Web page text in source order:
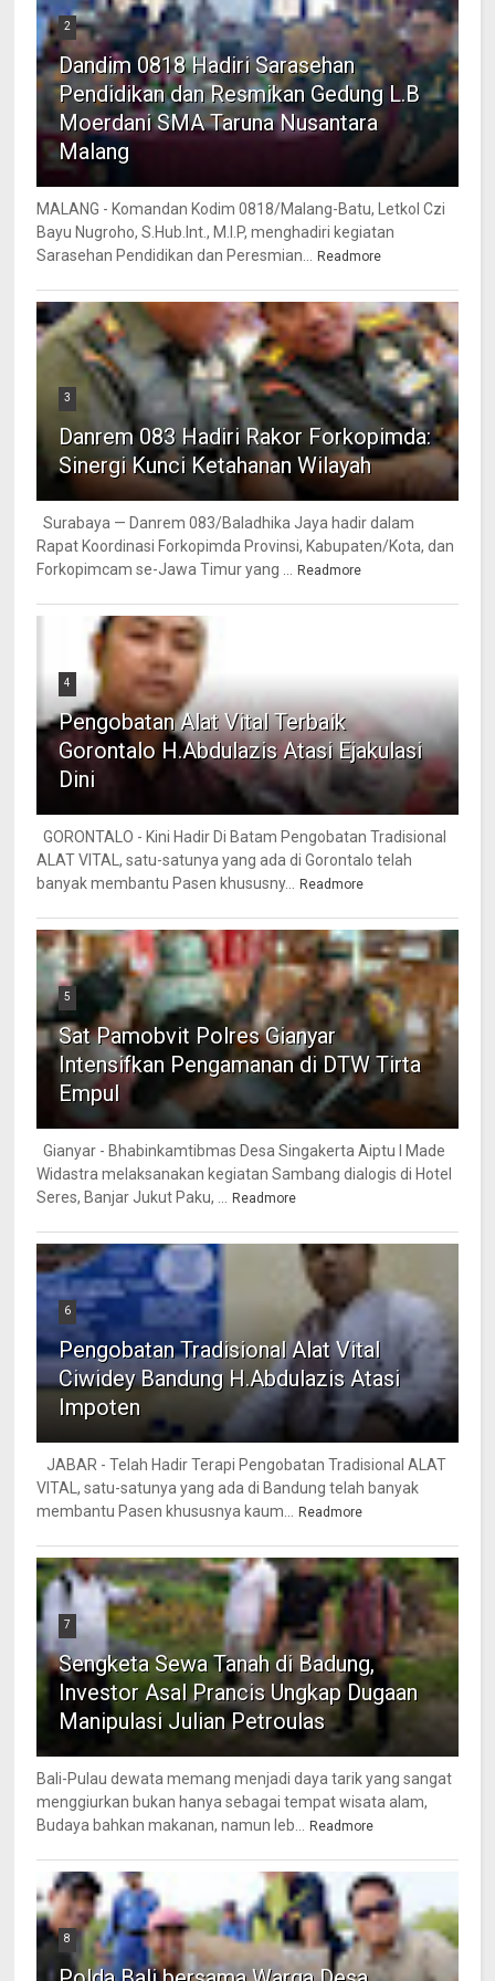
2
Dandim 0818 Hadiri Sarasehan
Pendidikan dan Resmikan Gedung L.B
Moerdani SMA Taruna Nusantara
Malang
MALANG - Komandan Kodim 0818/Malang-Batu, Letkol Czi
Bayu Nugroho, S.Hub.Int., M.I.P, menghadiri kegiatan
Sarasehan Pendidikan dan Peresmian...
Readmore
3
Danrem 083 Hadiri Rakor Forkopimda:
Sinergi Kunci Ketahanan Wilayah
Surabaya — Danrem 083/Baladhika Jaya hadir dalam
Rapat Koordinasi Forkopimda Provinsi, Kabupaten/Kota, dan
Forkopimcam se-Jawa Timur yang ...
Readmore
4
Pengobatan Alat Vital Terbaik
Gorontalo H.Abdulazis Atasi Ejakulasi
Dini
GORONTALO - Kini Hadir Di Batam Pengobatan Tradisional
ALAT VITAL, satu-satunya yang ada di Gorontalo telah
banyak membantu Pasen khususny...
Readmore
5
Sat Pamobvit Polres Gianyar
Intensifkan Pengamanan di DTW Tirta
Empul
Gianyar - Bhabinkamtibmas Desa Singakerta Aiptu I Made
Widastra melaksanakan kegiatan Sambang dialogis di Hotel
Seres, Banjar Jukut Paku, ...
Readmore
6
Pengobatan Tradisional Alat Vital
Ciwidey Bandung H.Abdulazis Atasi
Impoten
JABAR - Telah Hadir Terapi Pengobatan Tradisional ALAT
VITAL, satu-satunya yang ada di Bandung telah banyak
membantu Pasen khususnya kaum...
Readmore
7
Sengketa Sewa Tanah di Badung,
Investor Asal Prancis Ungkap Dugaan
Manipulasi Julian Petroulas
Bali-Pulau dewata memang menjadi daya tarik yang sangat
menggiurkan bukan hanya sebagai tempat wisata alam,
Budaya bahkan makanan, namun leb...
Readmore
8